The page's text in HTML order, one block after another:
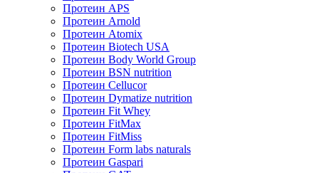
Протеин APS
Протеин Arnold
Протеин Atomix
Протеин Biotech USA
Протеин Body World Group
Протеин BSN nutrition
Протеин Cellucor
Протеин Dymatize nutrition
Протеин Fit Whey
Протеин FitMax
Протеин FitMiss
Протеин Form labs naturals
Протеин Gaspari